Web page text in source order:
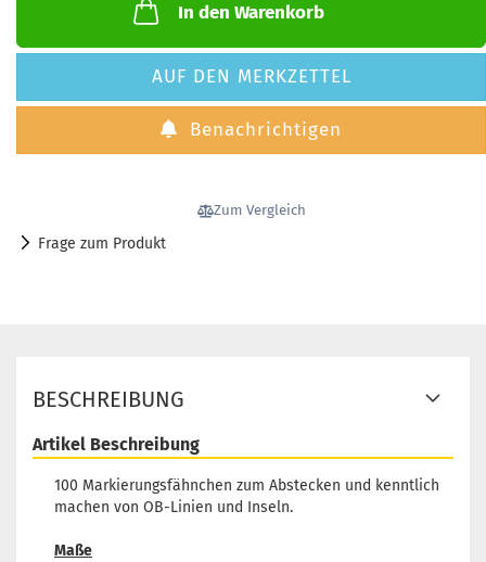
In den Warenkorb
AUF DEN MERKZETTEL
Benachrichtigen
Zum Vergleich
Frage zum Produkt
BESCHREIBUNG
Artikel Beschreibung
100 Markierungsfähnchen zum Abstecken und kenntlich
machen von OB-Linien und Inseln.
Maße